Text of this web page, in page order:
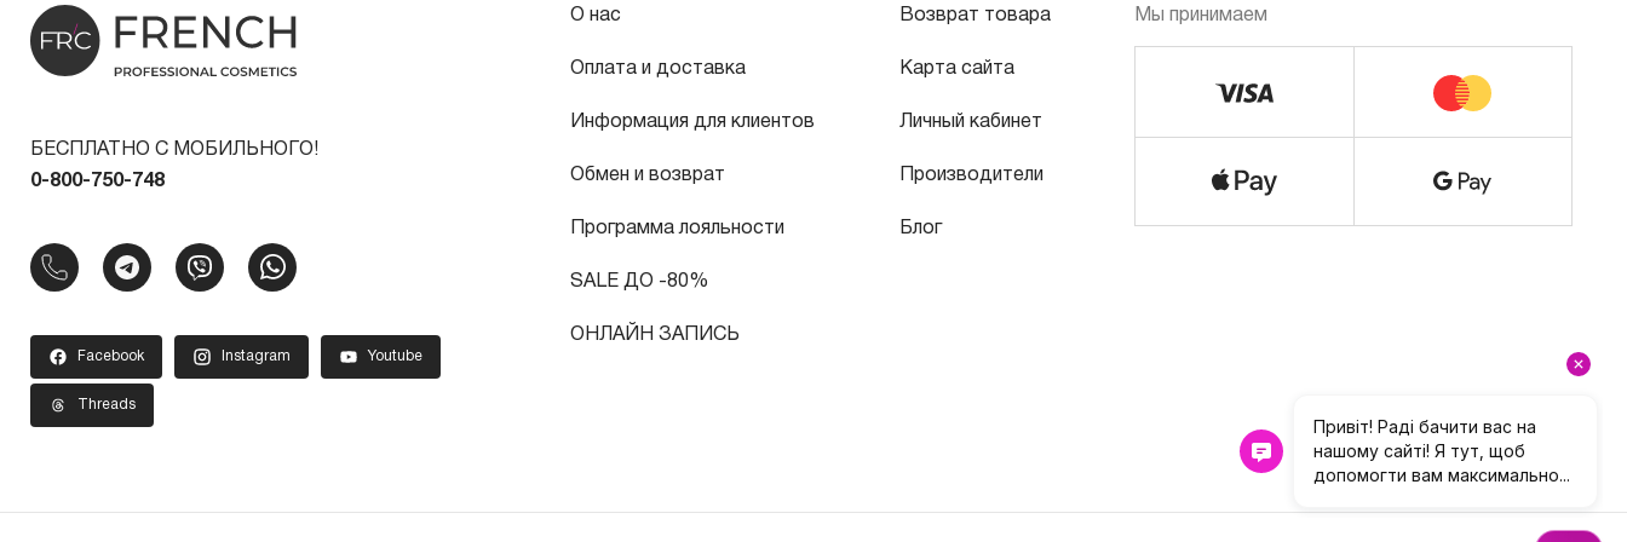
БЕСПЛАТНО С МОБИЛЬНОГО!
0-800-750-748
Facebook Instagram Youtube
Threads
О нас
Оплата и доставка
Информация для клиентов
Обмен и возврат
Программа лояльности
SALE ДО -80%
ОНЛАЙН ЗАПИСЬ
Возврат товара
Карта сайта
Личный кабинет
Производители
Блог
Мы принимаем